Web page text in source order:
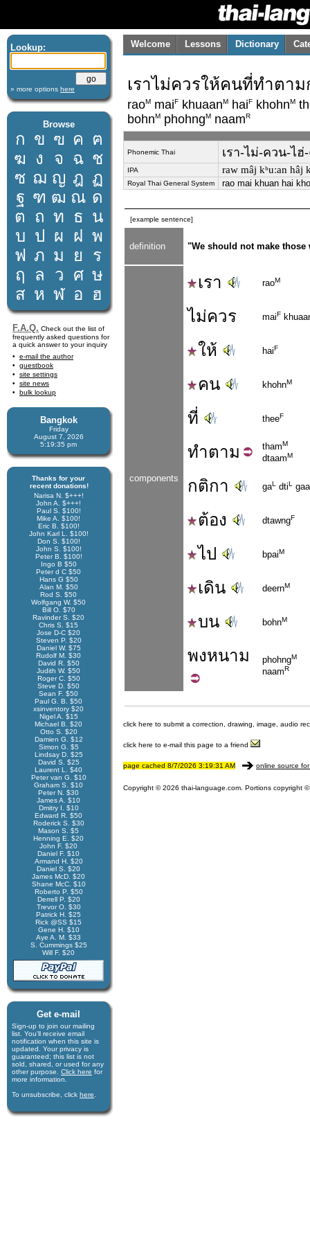
Lookup:
» more options here
Browse
ก ข ฃ ค ฅ
ฆ ง จ ฉ ช
ซ ฌ ญ ฎ ฏ
ฐ ฑ ฒ ณ ด
ต ถ ท ธ น
บ ป ผ ฝ พ
ฟ ภ ม ย
ร
ฤ
ล ว ศ ษ
ส ห ฬ อ ฮ
F.A.Q. Check out the list of
frequently asked questions for
a quick answer to your inquiry
e-mail the author
guestbook
site settings
site news
bulk lookup
Bangkok
Friday
August 7, 2026
5:19:36 pm
Thanks for your
recent donations!
Narisa N. $+++!
John A. $+++!
Paul S. $100!
Mike A. $100!
Eric B. $100!
John Karl L. $100!
Don S. $100!
John S. $100!
Peter B. $100!
Ingo B $50
Peter d C $50
Hans G $50
Alan M. $50
Rod S. $50
Wolfgang W. $50
Bill O. $70
Ravinder S. $20
Chris S. $15
Jose D-C $20
Steven P. $20
Daniel W. $75
Rudolf M. $30
David R. $50
Judith W. $50
Roger C. $50
Steve D. $50
Sean F. $50
Paul G. B. $50
xsinventory $20
Nigel A. $15
Michael B. $20
Otto S. $20
Damien G. $12
Simon G. $5
Lindsay D. $25
David S. $25
Laurent L. $40
Peter van G. $10
Graham S. $10
Peter N. $30
James A. $10
Dmitry I. $10
Edward R. $50
Roderick S. $30
Mason S. $5
Henning E. $20
John F. $20
Daniel F. $10
Armand H. $20
Daniel S. $20
James McD. $20
Shane McC. $10
Roberto P. $50
Derrell P. $20
Trevor O. $30
Patrick H. $25
Rick @SS $15
Gene H. $10
Aye A. M. $33
S. Cummings $25
Will F. $20
Get e-mail
Sign-up to join our mail­ing
list. You'll receive e­mail
notification when this site is
updated. Your privacy is
guaran­teed; this list is not
sold, shared, or used for any
other purpose. Click here for
more infor­mation.
To unsubscribe, click here
Welcome Lessons Dictionary
เราไม่ควรให้คนที่ทำตา
raoM maiF khuaanM haiF khohnM
bohnM phohngM naamR
Phonemic Thai เรา-ไม่-ควน-ไ
IPA raw mâj kʰuːan hâj
Royal Thai General System rao mai khuan hai
[example sentence]
definition "We should not make
components
เรา raoM
ไม่ควร maiF
ให้ haiF
คน khohnM
ที่ theeF
ทำตาม thamM
dtaamM
กติกา gaL dtiL gaa
ต้อง dtawngF
ไป bpaiM
เดิน deernM
บน bohnM
พงหนาม phohngM
naamR
click here to submit a correction, drawing, image, audio
click here to e-mail this page to a friend
page cached 8/7/2026 3:19:31 AM online source
Copyright © 2026 thai-language.com. Portions copyright